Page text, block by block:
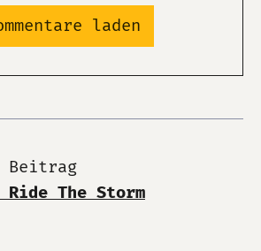
laden
Beitrag
The Storm